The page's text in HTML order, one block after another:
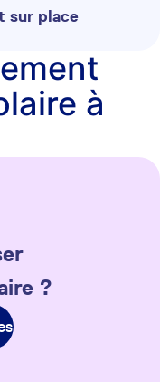
sur place
à
?